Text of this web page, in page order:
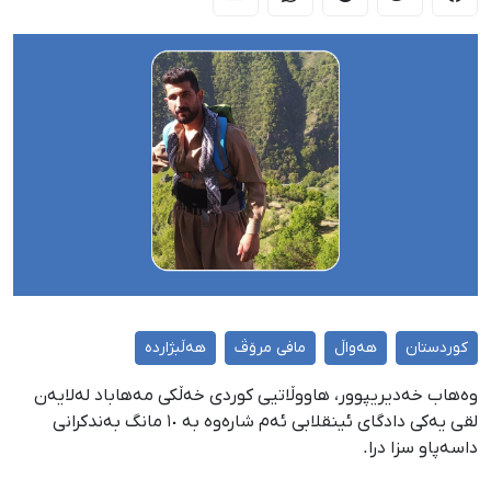
کوردستان هەواڵ مافی مرۆڤ هەڵبژاردە
وەهاب خەدیریپوور، هاووڵاتیی کوردی خەڵکی مەهاباد لەلایەن
لقی یەکی دادگای ئینقلابی ئەم شارەوە بە ١٠ مانگ بەندکرانی
داسەپاو سزا درا.